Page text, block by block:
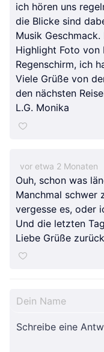
ich hören uns
die Blicke sind
Musik
Highlight Foto von
Regenschirm, ich
Viele Grüße von
den nächsten
L.G. Monika
vor etwa 2 Monaten
Ouh, schon was
Manchmal schwer
vergesse es, oder
Und die letzten
Liebe Grüße